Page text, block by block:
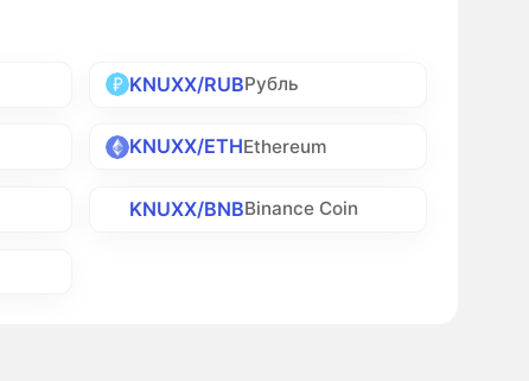
KNUXX/RUBРубль
KNUXX/ETHEthereum
KNUXX/BNBBinance Coin